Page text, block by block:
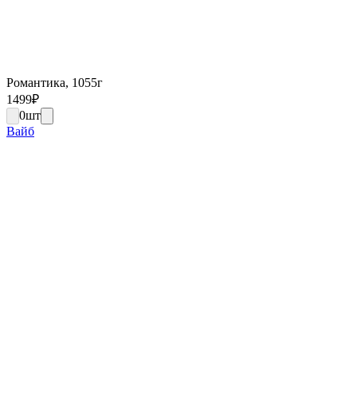
Романтика, 1055г
1499₽
0шт
Вайб